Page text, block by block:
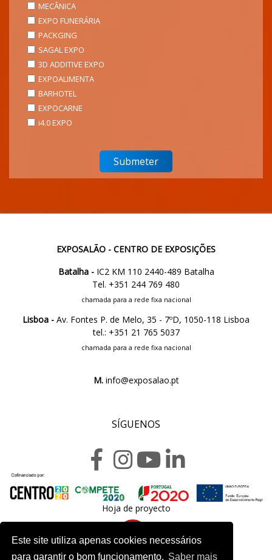
Este site utiliza apenas cookies necessários
para garantir o bom funcionamento. Saber mais
MECÂNICA
EXPO FUNERÁRIA
PACKGING
SAGAL EXPO
3D ADDITIVE EXPO
EXPOALIMENTA
BARHOTEL
EXPOCARNE
i4.0 EXPO
EXPOSALÃO - CENTRO DE EXPOSIÇÕES
Batalha -IC2 KM 110 2440-489 Batalha
Tel. +351 244 769 480
chamada para a rede fixa nacional
Lisboa - Av. Fontes P. de Melo, 35 - 7ºD, 1050-118 Lisboa
tel.: +351 21 765 5037
chamada para a rede fixa nacional
M.info@exposalao.pt
SÍGUENOS
Hoja de proyecto